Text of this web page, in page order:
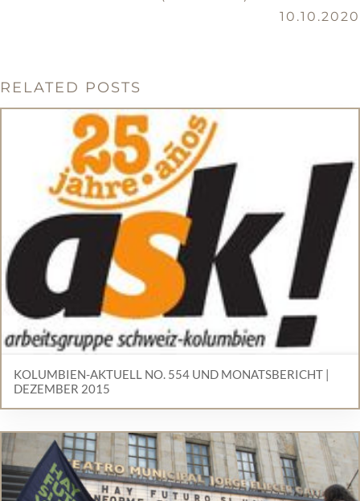
10.10.2020
RELATED POSTS
KOLUMBIEN-AKTUELL NO. 554 UND MONATSBERICHT |
DEZEMBER 2015